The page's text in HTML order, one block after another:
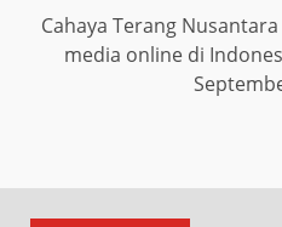
Cahaya Terang
media online di